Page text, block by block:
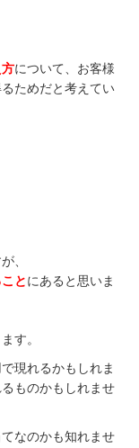
について、お客様
ためだと考えてい
、
とにあると思いま
す。
現れるかもしれま
ものかもしれませ
なのかも知れませ